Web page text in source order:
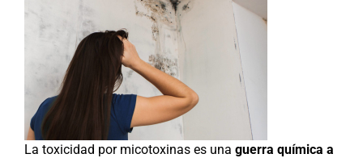
La toxicidad por micotoxinas es una guerra química a